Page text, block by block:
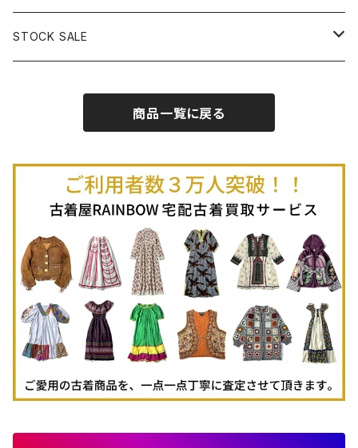
古着オーバーオール
古着半袖Ｔシャツ
古着キャミソール
古着ポロシャツ
古着長袖ポロシャツ
古着スウェット
古着パーカー
古着タンクトップ
古着ニットアウター
古着ヘビージャケット
古着羽織り
古着膝丈スカート (丈56-75cm)
古着ミニ丈スカート (丈56-75cm)
古着ロング丈パンツ
STOCK SALE
Autumn / Winter
商品一覧に戻る